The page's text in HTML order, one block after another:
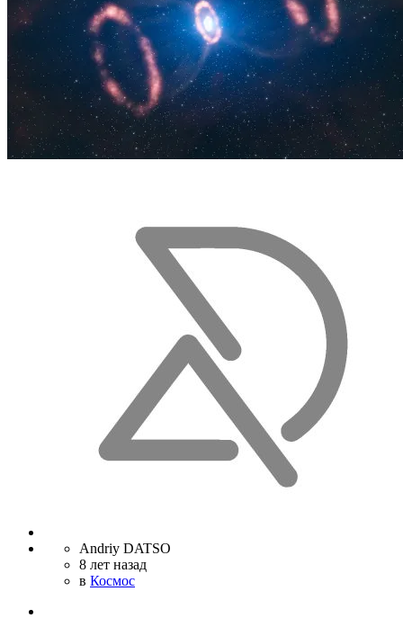
Andriy DATSO
8 лет назад
в Космос